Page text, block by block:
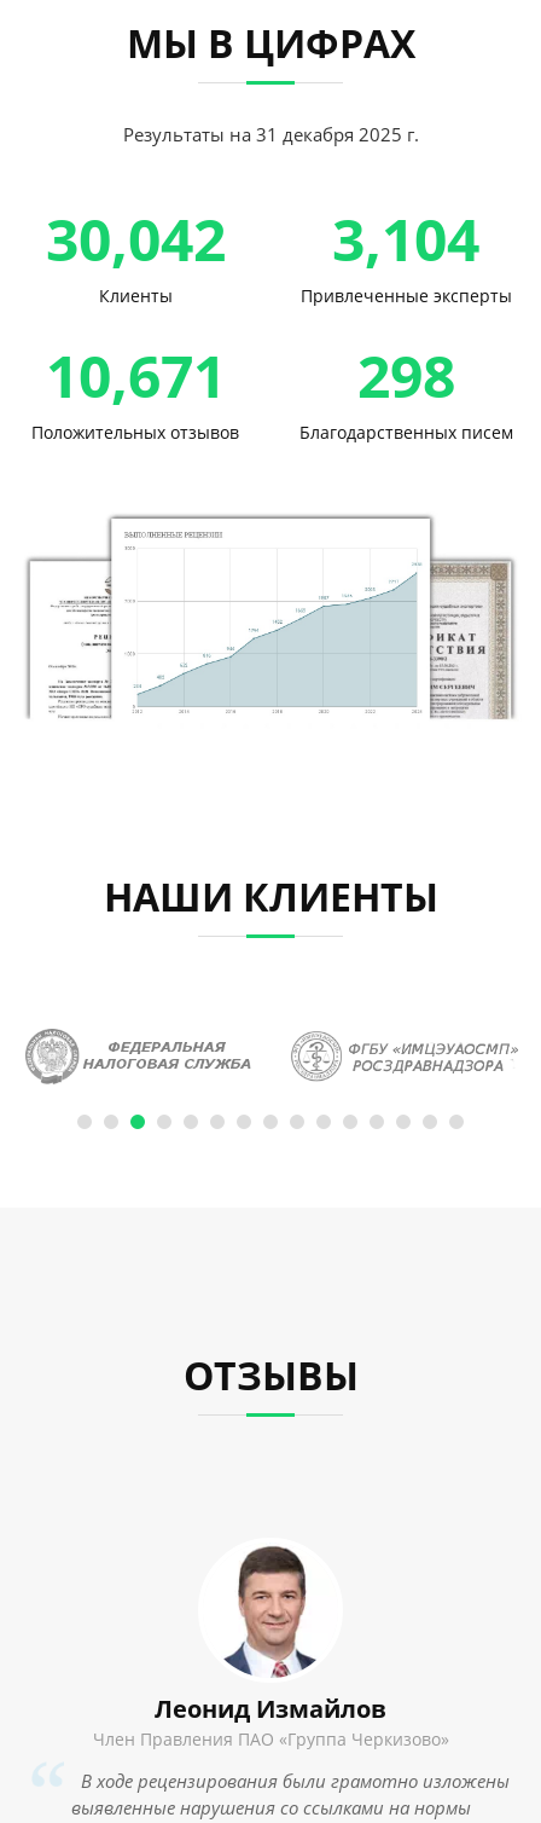
МЫ В ЦИФРАХ
Результаты на 31 декабря 2025 г.
30,042
Клиенты
3,104
Привлеченные эксперты
10,671
Положительных отзывов
298
Благодарственных писем
НАШИ КЛИЕНТЫ
ОТЗЫВЫ
Леонид Измайлов
Член Правления ПАО «Группа Черкизово»
В ходе рецензирования были грамотно изложены
выявленные нарушения со ссылками на нормы